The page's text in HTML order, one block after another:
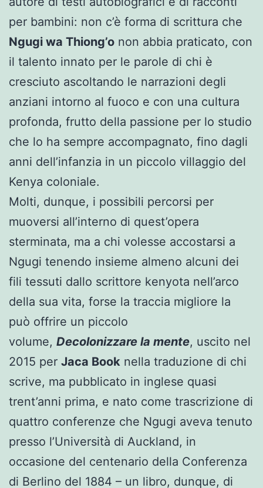
per bambini: non c’è forma di scrittura che
Ngugi wa Thiong’o non abbia praticato, con
il talento innato per le parole di chi è
cresciuto ascoltando le narrazioni degli
anziani intorno al fuoco e con una cultura
profonda, frutto della passione per lo studio
che lo ha sempre accompagnato, fino dagli
anni dell’infanzia in un piccolo villaggio del
Kenya coloniale.
Molti, dunque, i possibili percorsi per
muoversi all’interno di quest’opera
sterminata, ma a chi volesse accostarsi a
Ngugi tenendo insieme almeno alcuni dei
fili tessuti dallo scrittore kenyota nell’arco
della sua vita, forse la traccia migliore la
può offrire un piccolo
volume, Decolonizzare la mente, uscito nel
2015 per Jaca Book nella traduzione di chi
scrive, ma pubblicato in inglese quasi
trent’anni prima, e nato come trascrizione di
quattro conferenze che Ngugi aveva tenuto
presso l’Università di Auckland, in
occasione del centenario della Conferenza
di Berlino del 1884 – un libro, dunque, di